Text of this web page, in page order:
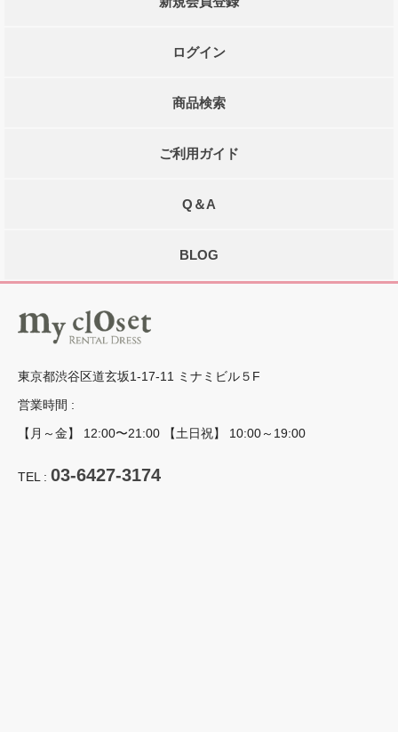
ログイン
商品検索
ご利用ガイド
Q＆A
BLOG
東京都渋谷区道玄坂1-17-11 ミナミビル５F
営業時間 :
【月～金】 12:00〜21:00 【土日祝】 10:00～19:00
TEL : 03-6427-3174